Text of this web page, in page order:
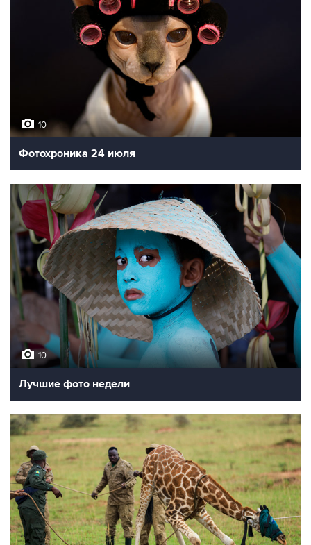
10
Фотохроника 24 июля
10
Лучшие фото недели